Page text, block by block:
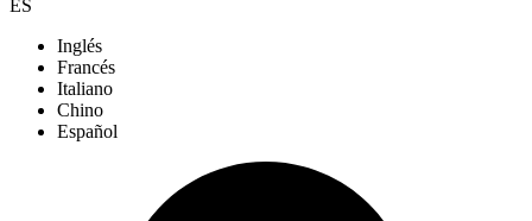
ES
Inglés
Francés
Italiano
Chino
Español